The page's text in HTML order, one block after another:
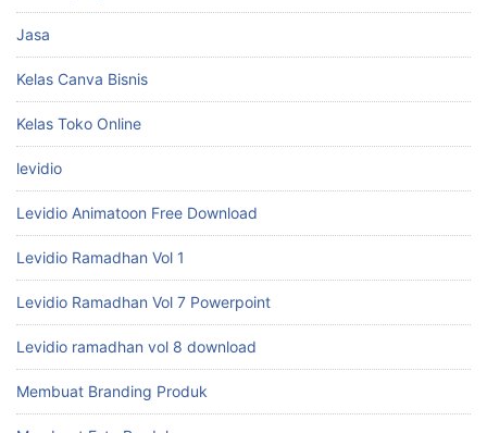
Jasa
Kelas Canva Bisnis
Kelas Toko Online
levidio
Levidio Animatoon Free Download
Levidio Ramadhan Vol 1
Levidio Ramadhan Vol 7 Powerpoint
Levidio ramadhan vol 8 download
Membuat Branding Produk